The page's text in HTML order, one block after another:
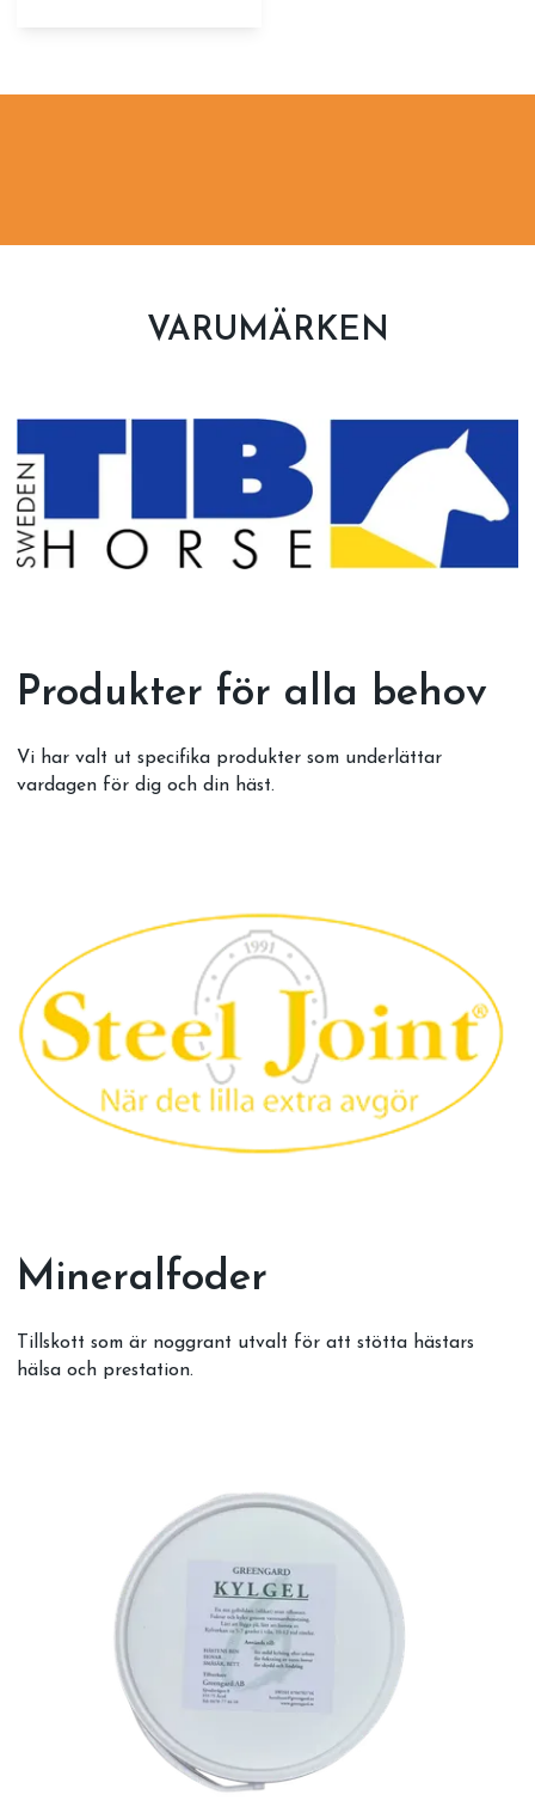
VARUMÄRKEN
Produkter för alla behov
Vi har valt ut specifika produkter som underlättar
vardagen för dig och din häst.
Mineralfoder
Tillskott som är noggrant utvalt för att stötta hästars
hälsa och prestation.